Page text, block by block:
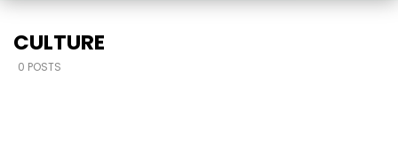
CULTURE
0 POSTS